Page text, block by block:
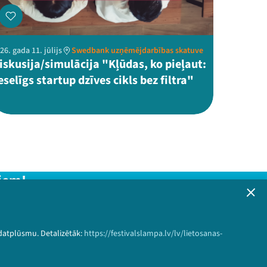
Detalizētāk: https://festivalslampa.lv/lv/lietosanas-
gada 11. jūlijs Swedbank uzņēmējdarbības skatuve
simulācija "Kļūdas, ko pieļaut:
startup dzīves cikls bez filtra"
Pieteikties